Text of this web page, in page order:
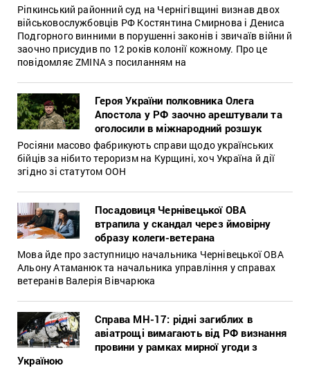
Ріпкинський районний суд на Чернігівщині визнав двох
військовослужбовців РФ Костянтина Смирнова і Дениса
Подгорного винними в порушенні законів і звичаїв війни й
заочно присудив по 12 років колонії кожному. Про це
повідомляє ZMINA з посиланням на
Героя України полковника Олега
Апостола у РФ заочно арештували та
оголосили в міжнародний розшук
Росіяни масово фабрикують справи щодо українських
бійців за нібито тероризм на Курщині, хоч Україна й дії
згідно зі статутом ООН
Посадовиця Чернівецької ОВА
втрапила у скандал через ймовірну
образу колеги-ветерана
Мова йде про заступницю начальника Чернівецької ОВА
Альону Атаманюк та начальника управління у справах
ветеранів Валерія Вівчарюка
Справа МН-17: рідні загиблих в
авіатрощі вимагають від РФ визнання
провини у рамках мирної угоди з
Україною